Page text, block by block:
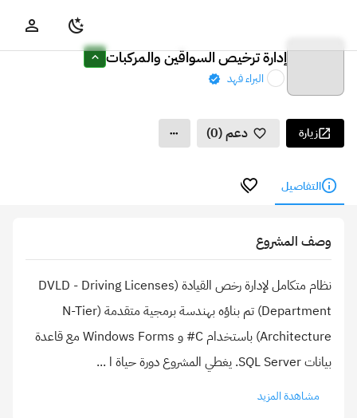
إدارة ترخيص السواقين والمركبات
البراء فهد
زيارة دعم (0)
التفاصيل
وصف المشروع
نظام متكامل لإدارة رخص القيادة (DVLD - Driving Licenses
Department) تم بناؤه بهندسة برمجية متقدمة (N-Tier
Architecture) باستخدام C# و Windows Forms مع قاعدة
بيانات SQL Server. يغطي المشروع دورة حياة ا
...
مشاهدة المزيد